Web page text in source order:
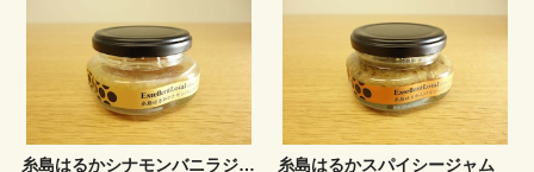
糸島はるかシナモンバニラジャム 糸島はるかスパイシージャム